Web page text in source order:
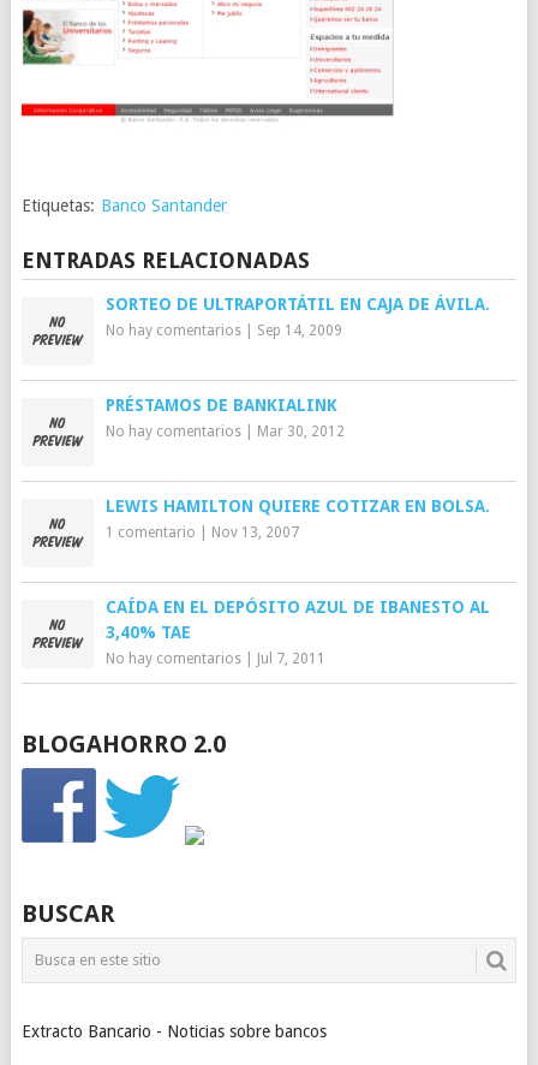
Etiquetas: Banco Santander
ENTRADAS RELACIONADAS
SORTEO DE ULTRAPORTÁTIL EN CAJA DE ÁVILA.
No hay comentarios| Sep 14, 2009
PRÉSTAMOS DE BANKIALINK
No hay comentarios| Mar 30, 2012
LEWIS HAMILTON QUIERE COTIZAR EN BOLSA.
1 comentario Nov 13, 2007
CAÍDA EN EL DEPÓSITO AZUL DE IBANESTO AL
3,40% TAE
No hay comentarios| Jul 7, 2011
BLOGAHORRO 2.0
BUSCAR
Extracto Bancario - Noticias sobre bancos